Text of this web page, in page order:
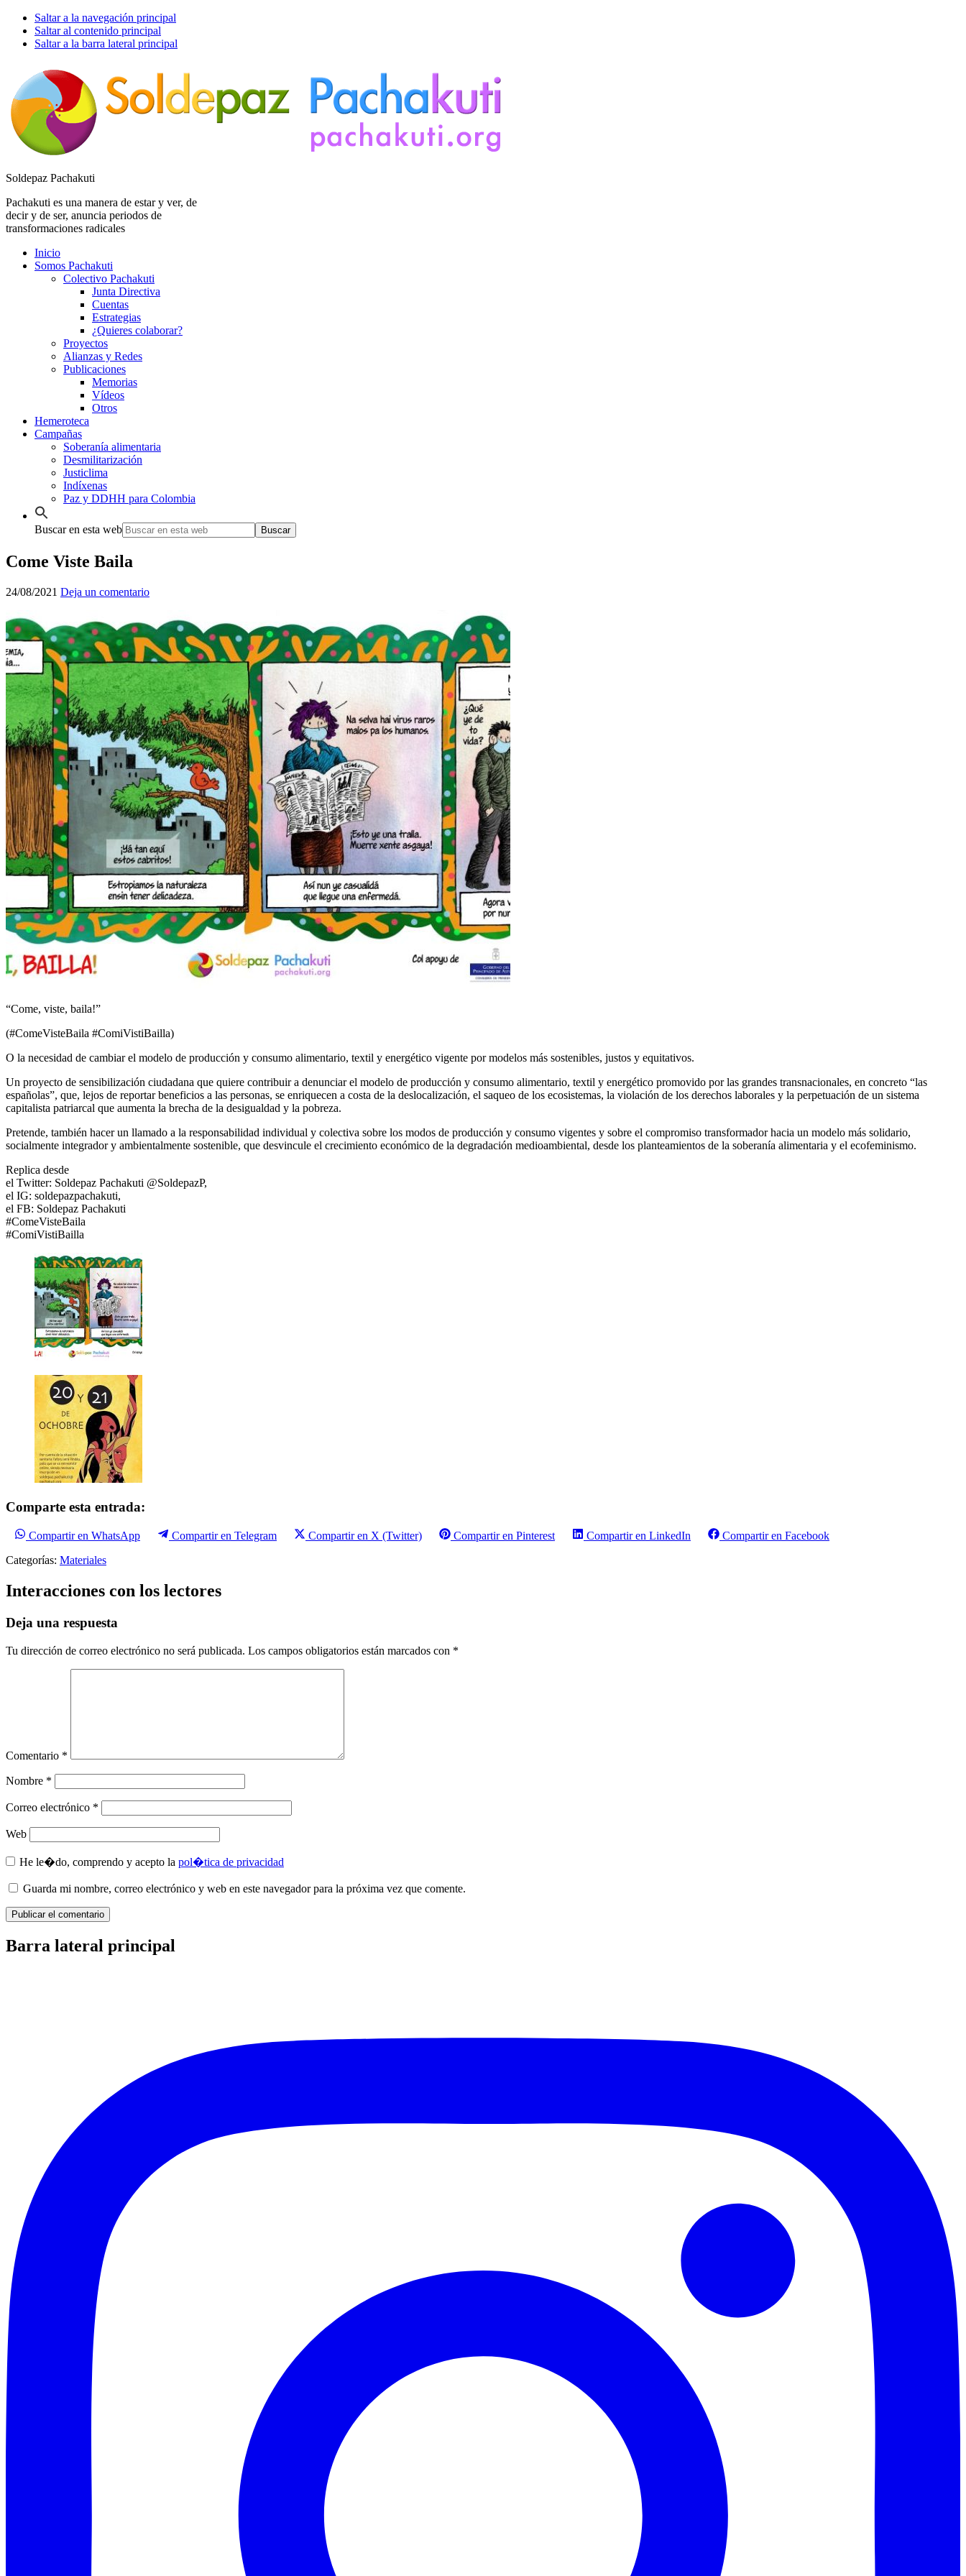
Saltar a la navegación principal
Saltar al contenido principal
Saltar a la barra lateral principal
Soldepaz Pachakuti
Pachakuti es una manera de estar y ver, de
decir y de ser, anuncia periodos de
transformaciones radicales
Inicio
Somos Pachakuti
Colectivo Pachakuti
Junta Directiva
Cuentas
Estrategias
¿Quieres colaborar?
Proyectos
Alianzas y Redes
Publicaciones
Memorias
Vídeos
Otros
Hemeroteca
Campañas
Soberanía alimentaria
Desmilitarización
Justiclima
Indíxenas
Paz y DDHH para Colombia
Buscar en esta web
Come Viste Baila
24/08/2021 Deja un comentario
“Come, viste, baila!”
(#ComeVisteBaila #ComiVistiBailla)
O la necesidad de cambiar el modelo de producción y consumo alimentario, textil y energético vigente por modelos más sostenibles, justos y equitativos.
Un proyecto de sensibilización ciudadana que quiere contribuir a denunciar el modelo de producción y consumo alimentario, textil y energético promovido por las grandes transnacionales, en concreto “las
españolas”, que, lejos de reportar beneficios a las personas, se enriquecen a costa de la deslocalización, el saqueo de los ecosistemas, la violación de los derechos laborales y la perpetuación de un sistema
capitalista patriarcal que aumenta la brecha de la desigualdad y la pobreza.
Pretende, también hacer un llamado a la responsabilidad individual y colectiva sobre los modos de producción y consumo vigentes y sobre el compromiso transformador hacia un modelo más solidario,
socialmente integrador y ambientalmente sostenible, que desvincule el crecimiento económico de la degradación medioambiental, desde los planteamientos de la soberanía alimentaria y el ecofeminismo.
Replica desde
el Twitter: Soldepaz Pachakuti @SoldepazP,
el IG: soldepazpachakuti,
el FB: Soldepaz Pachakuti
#ComeVisteBaila
#ComiVistiBailla
Comparte esta entrada:
Compartir en WhatsApp Compartir en Telegram Compartir en X (Twitter) Compartir en Pinterest Compartir en LinkedIn
Compartir en Facebook
Categorías: Materiales
Interacciones con los lectores
Deja una respuesta
Tu dirección de correo electrónico no será publicada. Los campos obligatorios están marcados con *
Comentario *
Nombre *
Correo electrónico *
Web
He le�do, comprendo y acepto la pol�tica de privacidad
Guarda mi nombre, correo electrónico y web en este navegador para la próxima vez que comente.
Barra lateral principal